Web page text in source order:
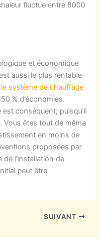
fluctue entre 8000
et économique
aussi le plus rentable
système de chauffage
% d’économies.
conséquent, puisqu’il
Vous êtes tout de même
en moins de
proposées par
l’installation de
peut être
SUIVANT